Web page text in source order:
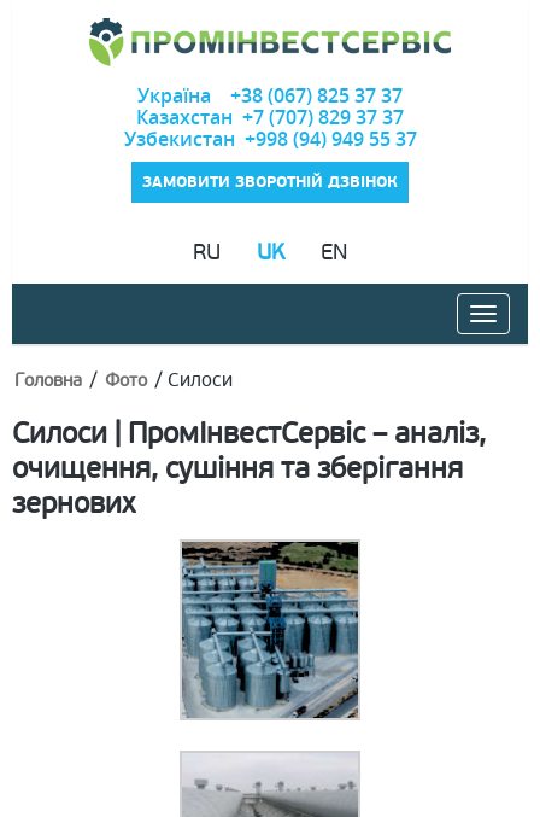
Україна +38 (067) 825 37 37
Казахстан +7 (707) 829 37 37
Узбекистан +998 (94) 949 55 37
ЗАМОВИТИ ЗВОРОТНІЙ ДЗВІНОК
RU UK EN
Головна / Фото / Силоси
Силоси | ПромІнвестСервіс – аналіз,
очищення, сушіння та зберігання
зернових